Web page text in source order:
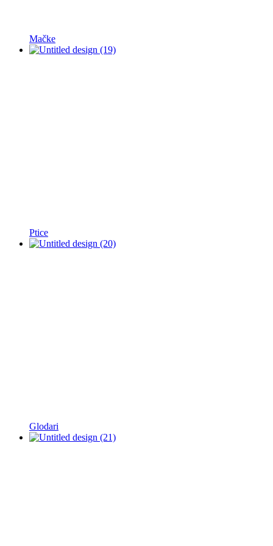
Mačke
Ptice
Glodari